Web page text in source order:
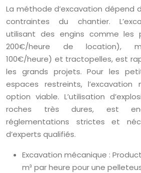
La méthode d’excavation dépend
contraintes du chantier.
utilisant des engins comme les
200€/heure de location),
100€/heure) et tractopelles, est
les grands projets. Pour les
espaces restreints, l’excavation
option viable. L’utilisation
roches très dures, est
réglementations strictes et
d’experts qualifiés.
Excavation mécanique :
m³ par heure pour une